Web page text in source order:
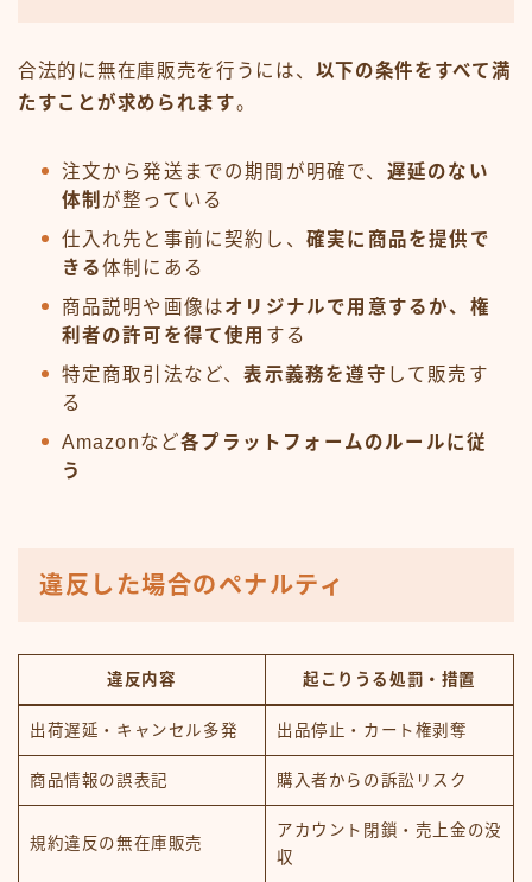
合法的に無在庫販売を行うには、 以下の条件をすべて満
たすことが求められます。
注文から発送までの期間が明確で、 遅延のない
体制 が整っている
仕入れ先と事前に契約し、 確実に商品を提供で
きる体制にある
商品説明や画像はオリジナルで用意するか、権
利者の許可を得て使用 する
特定商取引法など、表示義務を遵守 して販売す
る
Amazonなど各プラットフォームのルールに従
う
違反した場合のペナルティ
違反内容 起こりうる処罰・措置
出荷遅延・キャンセル多発 出品停止・カート権剥奪
商品情報の誤表記 購入者からの訴訟リスク
規約違反の無在庫販売
アカウント閉鎖・売上金の没
収